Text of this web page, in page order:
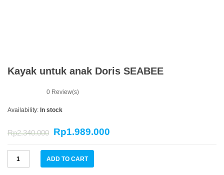
Kayak untuk anak Doris SEABEE
0 Review(s)
Availability: In stock
Rp2.340.000 Rp1.989.000
ADD TO CART